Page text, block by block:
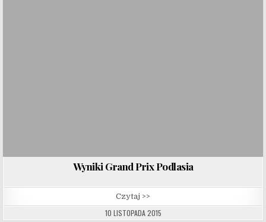
Wyniki Grand Prix Podlasia
Czytaj >>
10 LISTOPADA 2015